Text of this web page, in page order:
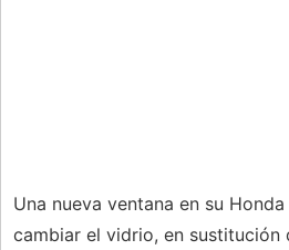
Una nueva ventana en su
cambiar el vidrio, en sustitución